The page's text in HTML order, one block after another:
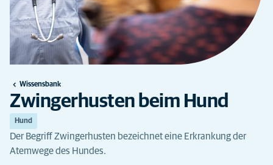
Wissensbank
Zwingerhusten beim Hund
Hund
Der Begriff Zwingerhusten bezeichnet eine Erkrankung der
Atemwege des Hundes.